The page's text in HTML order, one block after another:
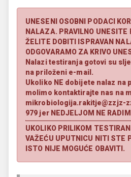
UNESENI OSOBNI PODACI
NALAZA. PRAVILNO UNESITE
ŽELITE DOBITI ISPRAVAN
ODGOVARAMO ZA KRIVO
Nalazi testiranja gotovi su
na priloženi e-mail.
Ukoliko NE dobijete nalaz na
molimo kontaktirajte nas na
mikrobiologija.rakitje@zzjz-
979 jer NEDJELJOM NE
UKOLIKO PRILIKOM
VAŽEĆU UPUTNICU NITI STE
ISTO NIJE MOGUĆE OBAVITI.